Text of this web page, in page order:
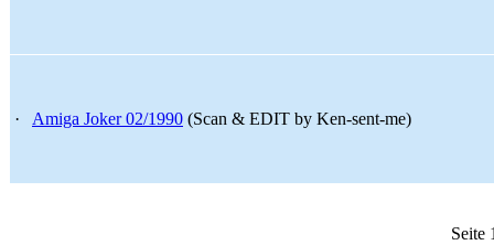
· Amiga Joker 02/1990 (Scan & EDIT by Ken-sent-me)
Seite